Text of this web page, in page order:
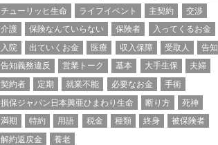
チューリッヒ生命
ライフイベント 主契約
交渉
介護
保険なんていらない 保険者
入ってくるお金
入院
出ていくお金 医療 収入保障 受取人
告知
告知義務違反
営業トーク 基本 大手生保
夫婦
契約者
定期 就業不能 必要なお金
手術
損保ジャパン日本興亜ひまわり生命
断り方
死神
満期
特約 用語 税金 種類 終身
被保険者
解約返戻金
養老